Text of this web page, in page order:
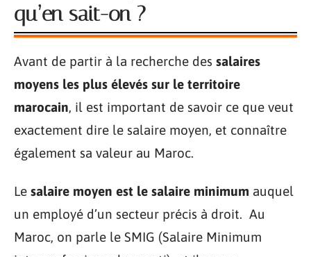
qu’en sait-on ?
Avant de partir à la recherche des salaires
moyens les plus élevés sur le territoire
marocain, il est important de savoir ce que veut
exactement dire le salaire moyen, et connaître
également sa valeur au Maroc.
Le salaire moyen est le salaire minimum auquel
un employé d’un secteur précis à droit. Au
Maroc, on parle le SMIG (Salaire Minimum